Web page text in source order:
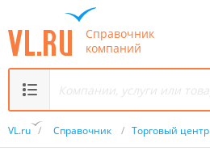
Справочник
компаний
VL.ru / Справочник / Торговый центр